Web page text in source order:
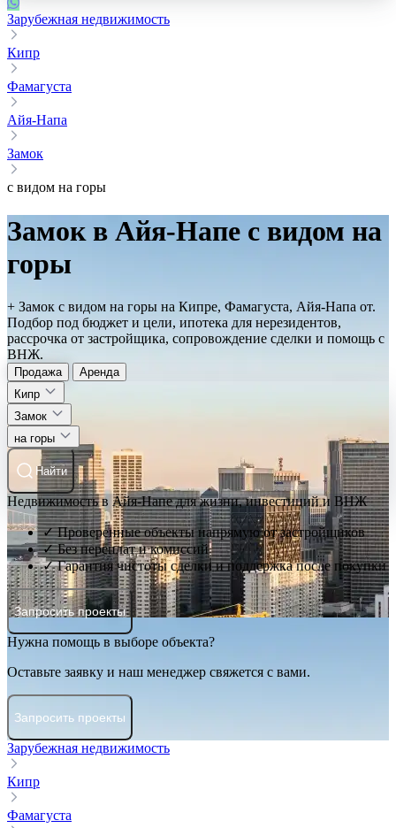
Зарубежная недвижимость
Кипр
Фамагуста
Айя-Напа
Замок
с видом на горы
Замок в Айя-Напе с видом на
горы
+ Замок с видом на горы на Кипре, Фамагуста, Айя-Напа от.
Подбор под бюджет и цели, ипотека для нерезидентов,
рассрочка от застройщика, сопровождение сделки и помощь с
ВНЖ.
Продажа
Аренда
Кипр
Замок
на горы
Найти
Недвижимость в Айя-Напе для жизни, инвестиций и ВНЖ
✓ Проверенные объекты напрямую от застройщиков
✓ Без переплат и комиссий
✓ Гарантия чистоты сделки и поддержка после покупки
Запросить проекты
Нужна помощь в выборе объекта?
Оставьте заявку и наш менеджер свяжется с вами.
Запросить проекты
Зарубежная недвижимость
Кипр
Фамагуста